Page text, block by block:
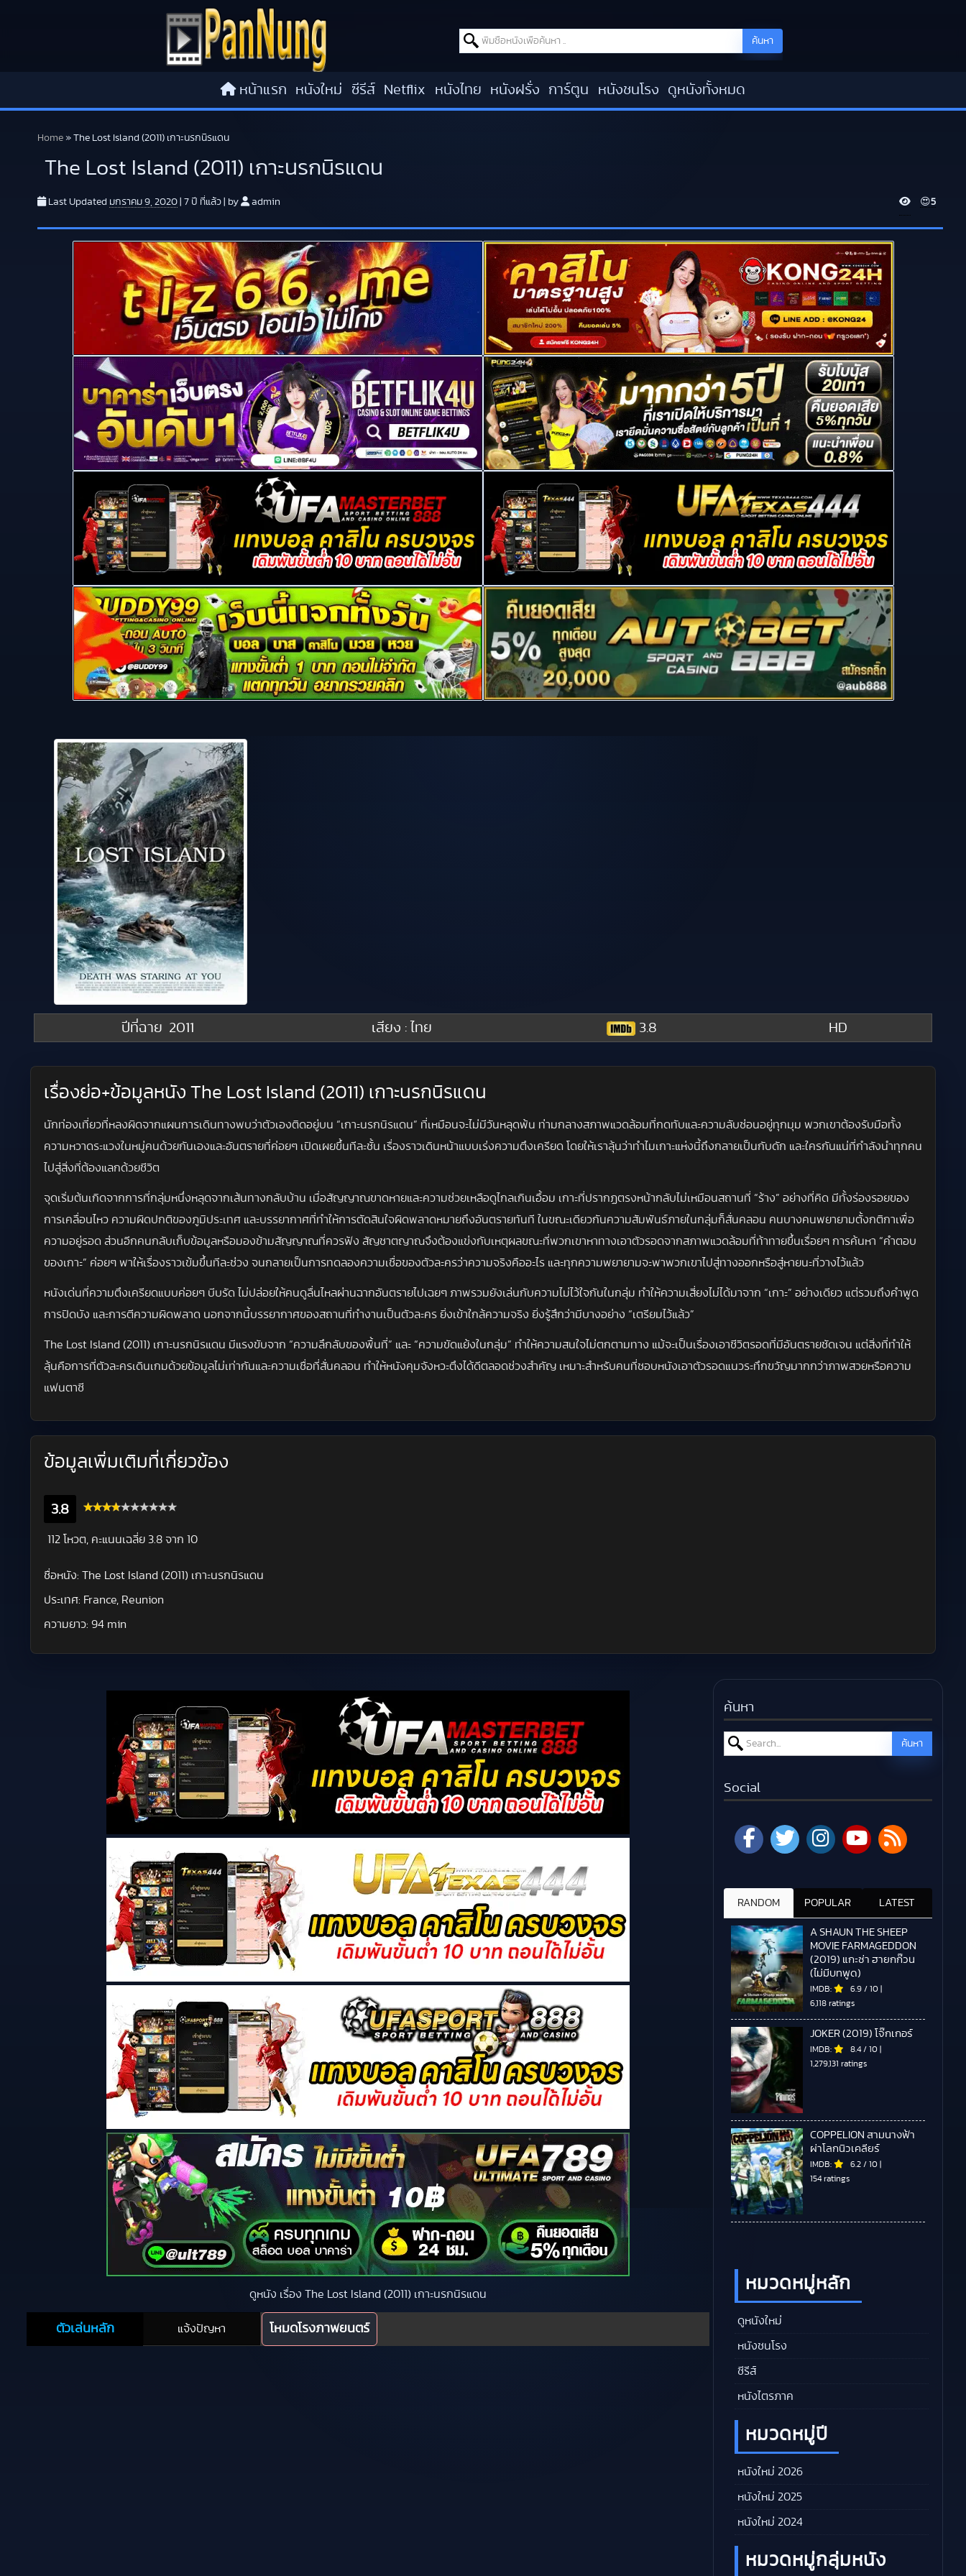
Search for: ค้นหา
หน้าแรก หนังใหม่ ซีรีส์ Netflix หนังไทย หนังฝรั่ง การ์ตูน หนังชนโรง ดูหนังทั้งหมด
Home » The Lost Island (2011) เกาะนรกนิรแดน
The Lost Island (2011) เกาะนรกนิรแดน
Last Updated มกราคม 9, 2020 7 ปี ที่แล้ว by admin V
i
😍5
ปีที่ฉาย 2011 เสียง : ไทย 3.8 HD
เรื่องย่อ+ข้อมูลหนัง The Lost Island (2011) เกาะนรกนิรแดน
นักท่องเที่ยวที่หลงผิดจากแผนการเดินทางพบว่าตัวเองติดอยู่บน “เกาะนรกนิรแดน” ที่เหมือนจะไม่มีวันหลุดพ้น ท่ามกลางสภาพแวดล้อมที่กดทับและความลับซ่อนอยู่ทุกมุม พวกเขาต้องรับมือทั้ง
ความหวาดระแวงในหมู่คนด้วยกันเองและอันตรายที่ค่อยๆ เปิดเผยขึ้นทีละชั้น เรื่องราวเดินหน้าแบบเร่งความตึงเครียด โดยให้เราลุ้นว่าทำไมเกาะแห่งนี้ถึงกลายเป็นกับดัก และใครกันแน่ที่กำลังนำทุกคน
ไปสู่สิ่งที่ต้องแลกด้วยชีวิต
จุดเริ่มต้นเกิดจากการที่กลุ่มหนึ่งหลุดจากเส้นทางกลับบ้าน เมื่อสัญญาณขาดหายและความช่วยเหลือดูไกลเกินเอื้อม เกาะที่ปรากฏตรงหน้ากลับไม่เหมือนสถานที่ “ร้าง” อย่างที่คิด มีทั้งร่องรอยของ
การเคลื่อนไหว ความผิดปกติของภูมิประเทศ และบรรยากาศที่ทำให้การตัดสินใจผิดพลาดหมายถึงอันตรายทันที ในขณะเดียวกันความสัมพันธ์ภายในกลุ่มก็สั่นคลอน คนบางคนพยายามตั้งกติกาเพื่อ
ความอยู่รอด ส่วนอีกคนกลับเก็บข้อมูลหรือมองข้ามสัญญาณที่ควรฟัง สัญชาตญาณจึงต้องแข่งกับเหตุผลขณะที่พวกเขาหาทางเอาตัวรอดจากสภาพแวดล้อมที่ท้าทายขึ้นเรื่อยๆ การค้นหา “คำตอบ
ของเกาะ” ค่อยๆ พาให้เรื่องราวเข้มขึ้นทีละช่วง จนกลายเป็นการทดลองความเชื่อของตัวละครว่าความจริงคืออะไร และทุกความพยายามจะพาพวกเขาไปสู่ทางออกหรือสู่หายนะที่วางไว้แล้ว
หนังเด่นที่ความตึงเครียดแบบค่อยๆ บีบรัด ไม่ปล่อยให้คนดูลื่นไหลผ่านฉากอันตรายไปเฉยๆ ภาพรวมยังเล่นกับความไม่ไว้ใจกันในกลุ่ม ทำให้ความเสี่ยงไม่ได้มาจาก “เกาะ” อย่างเดียว แต่รวมถึงคำพูด
การปิดบัง และการตีความผิดพลาด นอกจากนี้บรรยากาศของสถานที่ทำงานเป็นตัวละคร ยิ่งเข้าใกล้ความจริง ยิ่งรู้สึกว่ามีบางอย่าง “เตรียมไว้แล้ว”
The Lost Island (2011) เกาะนรกนิรแดน มีแรงขับจาก “ความลึกลับของพื้นที่” และ “ความขัดแย้งในกลุ่ม” ทำให้ความสนใจไม่ตกตามทาง แม้จะเป็นเรื่องเอาชีวิตรอดที่มีอันตรายชัดเจน แต่สิ่งที่ทำให้
ลุ้นคือการที่ตัวละครเดินเกมด้วยข้อมูลไม่เท่ากันและความเชื่อที่สั่นคลอน ทำให้หนังคุมจังหวะตึงได้ดีตลอดช่วงสำคัญ เหมาะสำหรับคนที่ชอบหนังเอาตัวรอดแนวระทึกขวัญมากกว่าภาพสวยหรือความ
แฟนตาซี
ข้อมูลเพิ่มเติมที่เกี่ยวข้อง
3.8
112 โหวต, คะแนนเฉลี่ย 3.8 จาก 10
ชื่อหนัง: The Lost Island (2011) เกาะนรกนิรแดน
ประเทศ: France, Reunion
ความยาว: 94 min
ดูหนัง เรื่อง The Lost Island (2011) เกาะนรกนิรแดน
ตัวเล่นหลัก แจ้งปัญหา โหมดโรงภาพยนตร์
ค้นหา
Search for: ค้นหา
Social
RANDOM POPULAR LATEST
A SHAUN THE SHEEP
MOVIE FARMAGEDDON
(2019) แกะซ่า ฮายกก๊วน
(ไม่มีบทพูด)
IMDB: 6.9 / 10 |
6,118 ratings
JOKER (2019) โจ๊กเกอร์
IMDB: 8.4 / 10 |
1,279,131 ratings
COPPELION สามนางฟ้า
ผ่าโลกนิวเคลียร์
IMDB: 6.2 / 10 |
154 ratings
หมวดหมู่หลัก
ดูหนังใหม่
หนังชนโรง
ซีรีส์
หนังไตรภาค
หมวดหมู่ปี
หนังใหม่ 2026
หนังใหม่ 2025
หนังใหม่ 2024
หมวดหมู่กลุ่มหนัง